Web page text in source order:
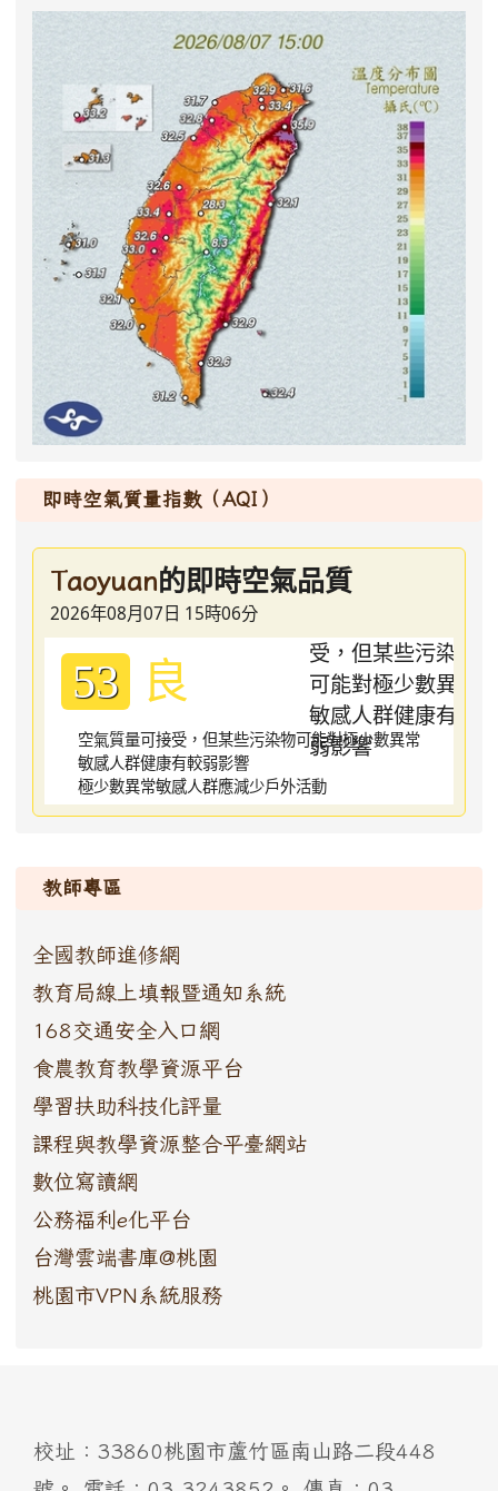
即時空氣質量指數（AQI）
Taoyuan的即時空氣品質
2026年08月07日 15時06分
53 良
空氣質量可接受，但某些污染物可能對極少數異常
敏感人群健康有較弱影響
極少數異常敏感人群應減少戶外活動
教師專區
全國教師進修網
教育局線上填報暨通知系統
168交通安全入口網
食農教育教學資源平台
學習扶助科技化評量
課程與教學資源整合平臺網站
數位寫讀網
公務福利e化平台
台灣雲端書庫@桃園
桃園市VPN系統服務
校址：33860桃園市蘆竹區南山路二段448